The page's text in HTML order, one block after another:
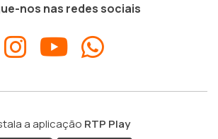
nos nas redes sociais
a aplicação RTP Play